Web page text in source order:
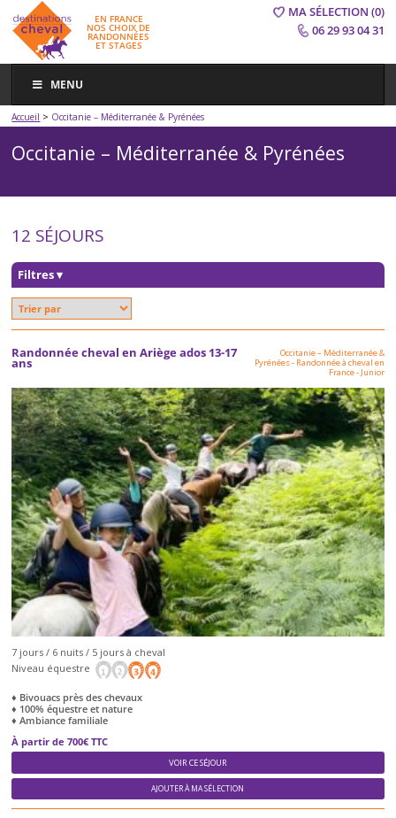
EN FRANCE
NOS CHOIX DE
RANDONNÉES
ET STAGES
MA SÉLECTION (0)
06 29 93 04 31
MENU
Accueil > Occitanie – Méditerranée & Pyrénées
Occitanie – Méditerranée & Pyrénées
12 SÉJOURS
Filtres▾
Randonnée cheval en Ariège ados 13-17
ans
Occitanie – Méditerranée &
Pyrénées- Randonnée à cheval en
France- Junior
7 jours / 6 nuits / 5 jours à cheval
Niveau équestre
♦ Bivouacs près des chevaux
♦ 100% équestre et nature
♦ Ambiance familiale
À partir de 700€ TTC
VOIR CE SÉJOUR
AJOUTER À MA SÉLECTION